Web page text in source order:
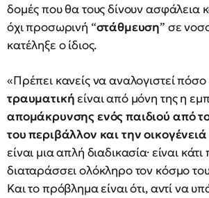
δομές που θα τους δίνουν ασφάλεια
όχι προσωρινή “στάθμευση” σε
κατέληξε ο ίδιος.
«Πρέπει κανείς να αναλογιστεί πόσο
τραυματικήείναι από μόνη της η
απομάκρυνσης ενός παιδιού από
του περιβάλλον και την οικογένειά
είναι μια απλή διαδικασία· είναι κάτι
διαταράσσει ολόκληρο τον κόσμο
Και το πρόβλημα είναι ότι, αντί να